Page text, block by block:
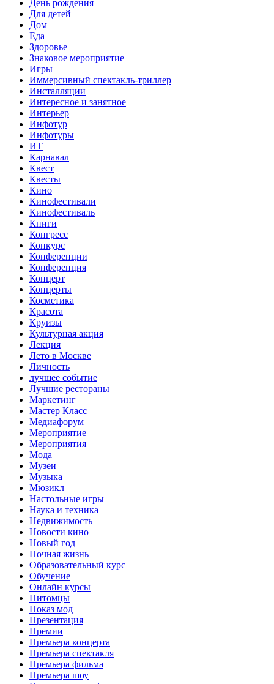
День рождения
Для детей
Дом
Еда
Здоровье
Знаковое мероприятие
Игры
Иммерсивный спектакль-триллер
Инсталляции
Интересное и занятное
Интерьер
Инфотур
Инфотуры
ИТ
Карнавал
Квест
Квесты
Кино
Кинофестивали
Кинофестиваль
Книги
Конгресс
Конкурс
Конференции
Конференция
Концерт
Концерты
Косметика
Красота
Круизы
Культурная акция
Лекция
Лето в Москве
Личность
лучшее событие
Лучшие рестораны
Маркетинг
Мастер Класс
Медиафорум
Мероприятие
Мероприятия
Мода
Музеи
Музыка
Мюзикл
Настольные игры
Наука и техника
Недвижимость
Новости кино
Новый год
Ночная жизнь
Образовательный курс
Обучение
Онлайн курсы
Питомцы
Показ мод
Презентация
Премии
Премьера концерта
Премьера спектакля
Премьера фильма
Премьера шоу